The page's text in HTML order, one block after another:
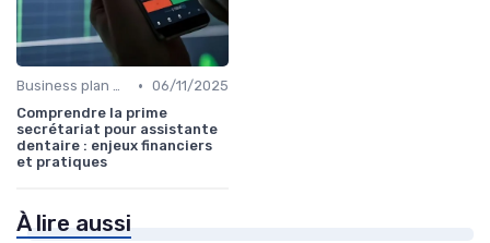
Business plan & modélisation financière • 06/11/2025
Comprendre la prime
secrétariat pour assistante
dentaire : enjeux financiers
et pratiques
À lire aussi